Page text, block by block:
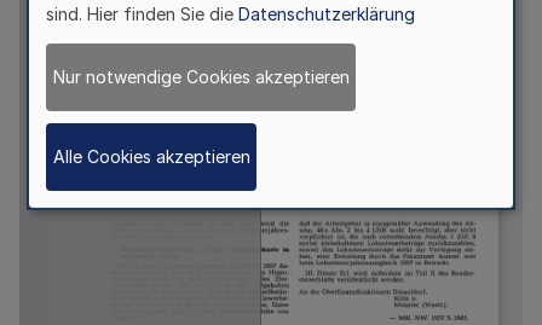
sind. Hier finden Sie die Datenschutzerklärung
Nur notwendige Cookies akzeptieren
Alle Cookies akzeptieren